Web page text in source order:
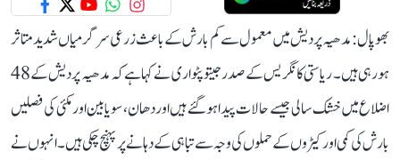
بھوپال: مدھیہ پردیش میں معمول سے کم بارش کے باعث زرعی سرگرمیاں شدید متاثر
ہو رہی ہیں۔ ریاستی کانگریس کے صدر جیتو پٹواری نے کہا ہے کہ مدھیہ پردیش کے 48
اضلاع میں خشک سالی جیسے حالات پیدا ہو گئے ہیں اور دھان، سویابین اور مکئی کی فصلیں
بارش کی کمی اور کیڑوں کے حملوں کی وجہ سے تباہی کے دہانے پر پہنچ چکی ہیں۔ انہوں نے